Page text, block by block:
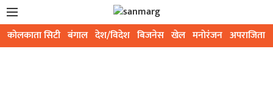
कोलकाता सिटी बंगाल देश/विदेश बिजनेस खेल मनोरंजन अपराजिता